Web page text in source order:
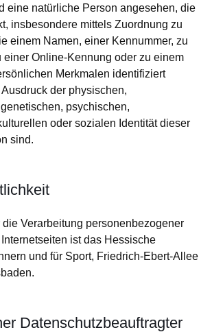
eine natürliche Person angesehen, die
insbesondere mittels Zuordnung zu
einem Namen, einer Kennummer, zu
einer Online-Kennung oder zu einem
Merkmalen identifiziert
der physischen,
psychischen,
oder sozialen Identität dieser
sind.
Verarbeitung personenbezogener
ist das Hessische
und für Sport, Friedrich-Ebert-Allee
Datenschutzbeauftragter